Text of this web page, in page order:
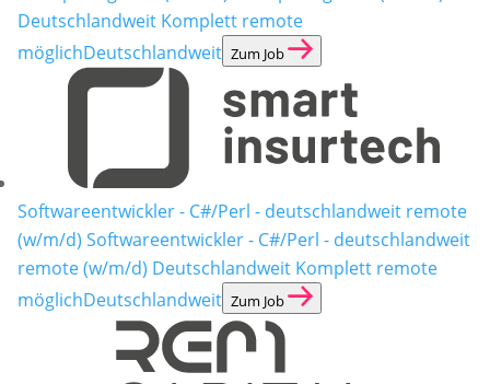
Deutschlandweit Komplett remote
möglichDeutschlandweit Zum Job
Softwareentwickler - C#/Perl - deutschlandweit remote
(w/m/d) Softwareentwickler - C#/Perl - deutschlandweit
remote (w/m/d) Deutschlandweit Komplett remote
möglichDeutschlandweit Zum Job